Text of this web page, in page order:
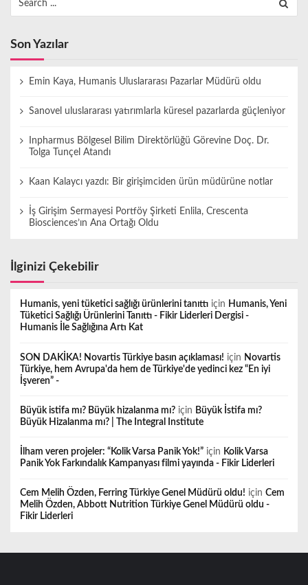
for:
Son Yazılar
Emin Kaya, Humanis Uluslararası Pazarlar Müdürü oldu
Sanovel uluslararası yatırımlarla küresel pazarlarda güçleniyor
Inpharmus Bölgesel Bilim Direktörlüğü Görevine Doç. Dr.
Tolga Tunçel Atandı
Kaan Kalaycı yazdı: Bir girişimciden ürün müdürüne notlar
İş Girişim Sermayesi Portföy Şirketi Enlila, Crescenta
Biosciences’ın Ana Ortağı Oldu
İlginizi Çekebilir
Humanis, yeni tüketici sağlığı ürünlerini tanıttı için Humanis, Yeni
Tüketici Sağlığı Ürünlerini Tanıttı - Fikir Liderleri Dergisi -
Humanis İle Sağlığına Artı Kat
SON DAKİKA! Novartis Türkiye basın açıklaması! için Novartis
Türkiye, hem Avrupa'da hem de Türkiye'de yedinci kez “En iyi
İşveren” -
Büyük istifa mı? Büyük hizalanma mı? için Büyük İstifa mı?
Büyük Hizalanma mı? | The Integral Institute
İlham veren projeler: “Kolik Varsa Panik Yok!” için Kolik Varsa
Panik Yok Farkındalık Kampanyası filmi yayında - Fikir Liderleri
Cem Melih Özden, Ferring Türkiye Genel Müdürü oldu! için Cem
Melih Özden, Abbott Nutrition Türkiye Genel Müdürü oldu -
Fikir Liderleri